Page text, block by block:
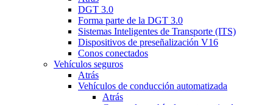
DGT 3.0
Forma parte de la DGT 3.0
Sistemas Inteligentes de Transporte (ITS)
Dispositivos de preseñalización V16
Conos conectados
Vehículos seguros
Atrás
Vehículos de conducción automatizada
Atrás